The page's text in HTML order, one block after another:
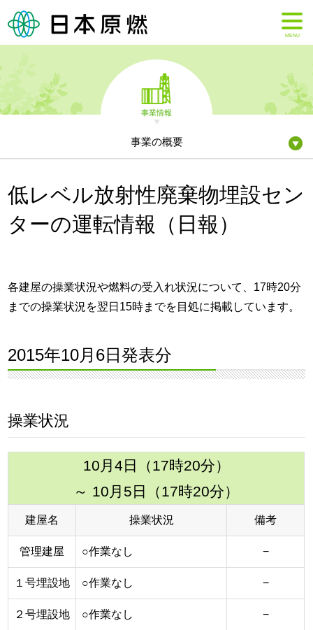
MENU
事業情報
事業の概要
低レベル放射性廃棄物埋設セン
ターの運転情報（日報）
各建屋の操業状況や燃料の受入れ状況について、17時20分
までの操業状況を翌日15時までを目処に掲載しています。
2015年10月6日発表分
操業状況
10月4日（17時20分）
～ 10月5日（17時20分）
建屋名 操業状況 備考
管理建屋 ○作業なし −
１号埋設地 ○作業なし −
２号埋設地 ○作業なし −